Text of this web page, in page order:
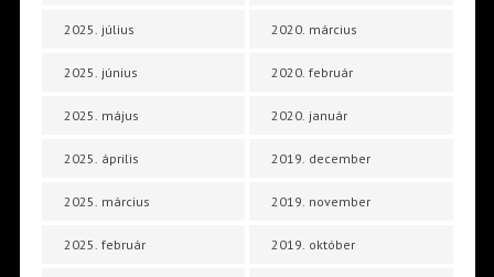
2025. július
2025. június
2025. május
2025. április
2025. március
2025. február
2020. március
2020. február
2020. január
2019. december
2019. november
2019. október